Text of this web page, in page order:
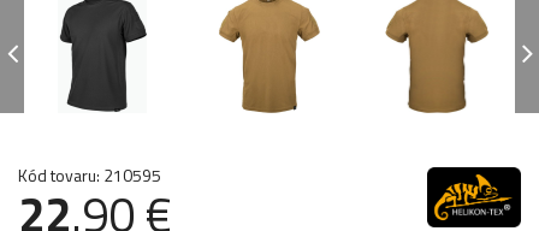
Kód tovaru: 210595
22.90 €